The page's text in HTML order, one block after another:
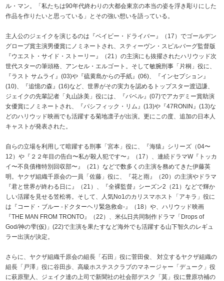
ル・マン。「私たちは90年代終わりの大都会東京の本当の姿を浮き彫りにした
作品を作りたいと思っている」とその強い想いを語っている。
主人公のジェイクを演じるのは『ベイビー・ドライバー』（17）でゴールデン
グローブ賞主演男優賞にノミネートされ、スティーヴン・スピルバーグ監督版
『ウエスト・サイド・ストーリー』（21）の主演にも抜擢されたハリウッド次
世代スターの筆頭格、アンセル・エルゴート。そして敏腕刑事「片桐」役に、
『ラスト サムライ』(03)や『硫黄島からの手紙』(06)、『インセプション』
(10)、『追憶の森』(16)など、世界がその実力を認めるトップスター渡辺謙、
ジェイクの先輩記者「丸山詠美」役には、『バベル』(07)でアカデミー賞助演
女優賞にノミネートされ、『パシフィック・リム』(13)や『47RONIN』(13)な
どのハリウッド映画でも活躍する菊地凛子が出演。更にこの度、追加の日本人
キャストが発表された。
自らの立場を利用して暗躍する刑事「宮本」役に、『海猿』シリーズ（04〜
12）や『２２年目の告白〜私が殺人犯です〜』（17）、連続ドラマW『トッカ
イ〜不良債権特別回収部〜』（21）などで数多くの主演を務めてきた伊藤英
明。ヤクザ組織千原会の一員「佐藤」役に、『花と雨』（20）の主演やドラマ
『君と世界が終わる日に』（21）、『全裸監督』シーズン2（21）などで輝か
しい活躍を見せる笠松将。そして、人気No1のカリスマホスト「アキラ」役に
は『コード・ブルー -ドクターヘリ緊急救命-』（18）や、ハリウッド映画
『THE MAN FROM TRONTO』（22）、米仏日共同制作ドラマ「Drops of
God/神の雫(仮)」(22)で主演を果たすなど海外でも活躍する山下智久のレギュ
ラー出演が決定。
さらに、ヤクザ組織千原会の組長「石田」役に菅田俊、 対立するヤクザ組織の
組長「戸澤」役に谷田歩、高級ホステスクラブのマネージャー「デューク」役
に萩原聖人、ジェイク達の上司で新聞社の社会部デスク「莫」役に豊原功補の